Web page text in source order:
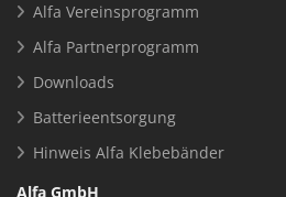
Alfa Vereinsprogramm
Alfa Partnerprogramm
Downloads
Batterieentsorgung
Hinweis Alfa Klebebänder
Alfa GmbH